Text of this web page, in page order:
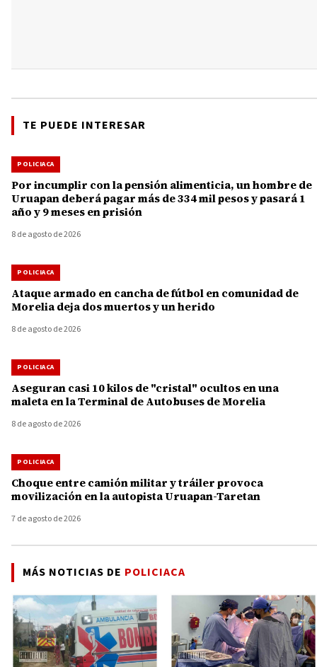
TE PUEDE INTERESAR
POLICIACA
Por incumplir con la pensión alimenticia, un hombre de
Uruapan deberá pagar más de 334 mil pesos y pasará 1
año y 9 meses en prisión
8 de agosto de 2026
POLICIACA
Ataque armado en cancha de fútbol en comunidad de
Morelia deja dos muertos y un herido
8 de agosto de 2026
POLICIACA
Aseguran casi 10 kilos de "cristal" ocultos en una
maleta en la Terminal de Autobuses de Morelia
8 de agosto de 2026
POLICIACA
Choque entre camión militar y tráiler provoca
movilización en la autopista Uruapan-Taretan
7 de agosto de 2026
MÁS NOTICIAS DE POLICIACA